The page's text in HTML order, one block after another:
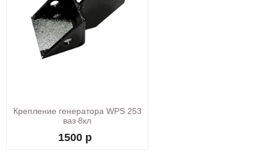
Крепление генератора WPS 253
ваз 8кл
1500 р